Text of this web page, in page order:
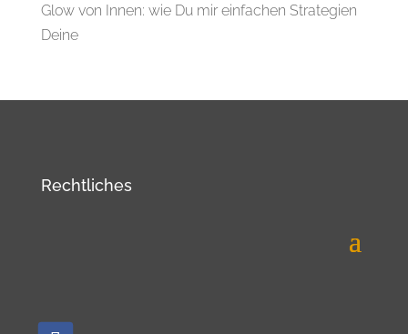
Glow von Innen: wie Du mir einfachen Strategien
Deine
Rechtliches